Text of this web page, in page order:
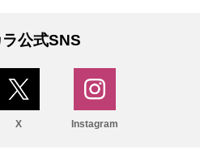
公式SNS
X Instagram